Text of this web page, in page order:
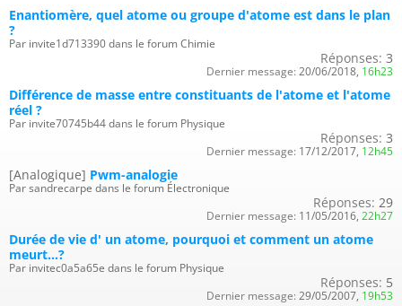
Enantiomère, quel atome ou groupe d'atome est dans le plan
?
Par invite1d713390 dans le forum Chimie
Réponses: 3
Dernier message: 20/06/2018, 16h23
Différence de masse entre constituants de l'atome et l'atome
réel ?
Par invite70745b44 dans le forum Physique
Réponses: 3
Dernier message: 17/12/2017, 12h45
[Analogique] Pwm-analogie
Par sandrecarpe dans le forum Électronique
Réponses: 29
Dernier message: 11/05/2016, 22h27
Durée de vie d' un atome, pourquoi et comment un atome
meurt...?
Par invitec0a5a65e dans le forum Physique
Réponses: 5
Dernier message: 29/05/2007, 19h53